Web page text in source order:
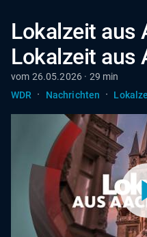
Lokalzeit aus
Lokalzeit aus
vom 26.05.2026 · 29 min
WDR
· Nachrichten ·